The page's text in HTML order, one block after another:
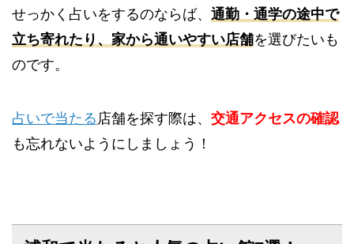
せっかく占いをするのならば、 通勤・通学の途中で
立ち寄れたり、家から通いやすい店舗を選びたいも
のです。
占いで当たる 店舗を探す際は、 交通アクセスの確認
も忘れないようにしましょう！